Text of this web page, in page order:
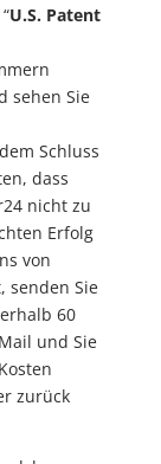
U.S. Patent
sehen Sie
Schluss
dass
nicht zu
Erfolg
von
senden Sie
60
und Sie
zurück